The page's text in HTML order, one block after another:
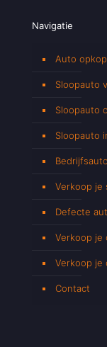
Navigatie
Auto
Sloopauto
Sloopauto
Sloopauto
Verkoop je
Defecte
Verkoop je
Verkoop je
Contact